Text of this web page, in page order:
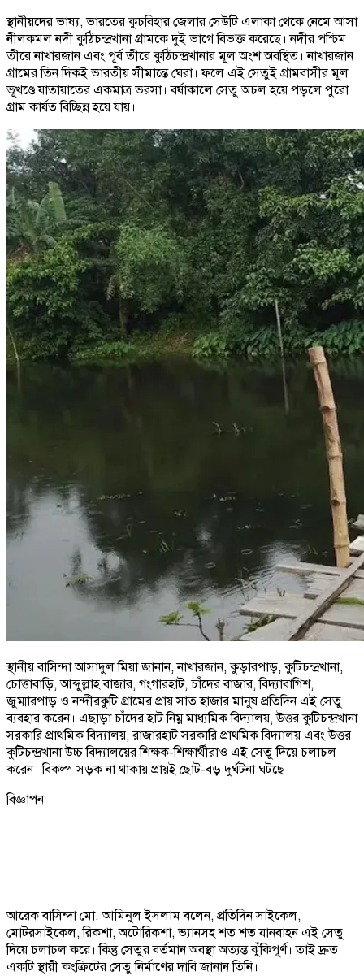
স্থানীয়দের ভাষ্য, ভারতের কুচবিহার জেলার সেউটি এলাকা থেকে নেমে আসা
নীলকমল নদী কুঠিচন্দ্রখানা গ্রামকে দুই ভাগে বিভক্ত করেছে। নদীর পশ্চিম
তীরে নাখারজান এবং পূর্ব তীরে কুঠিচন্দ্রখানার মূল অংশ অবস্থিত। নাখারজান
গ্রামের তিন দিকই ভারতীয় সীমান্তে ঘেরা। ফলে এই সেতুই গ্রামবাসীর মূল
ভূখণ্ডে যাতায়াতের একমাত্র ভরসা। বর্ষাকালে সেতু অচল হয়ে পড়লে পুরো
গ্রাম কার্যত বিচ্ছিন্ন হয়ে যায়।
স্থানীয় বাসিন্দা আসাদুল মিয়া জানান, নাখারজান, কুড়ারপাড়, কুটিচন্দ্রখানা,
চোত্তাবাড়ি, আব্দুল্লাহ বাজার, গংগারহাট, চাঁদের বাজার, বিদ্যাবাগিশ,
জুম্মারপাড় ও নন্দীরকুটি গ্রামের প্রায় সাত হাজার মানুষ প্রতিদিন এই সেতু
ব্যবহার করেন। এছাড়া চাঁদের হাট নিম্ন মাধ্যমিক বিদ্যালয়, উত্তর কুটিচন্দ্রখানা
সরকারি প্রাথমিক বিদ্যালয়, রাজারহাট সরকারি প্রাথমিক বিদ্যালয় এবং উত্তর
কুটিচন্দ্রখানা উচ্চ বিদ্যালয়ের শিক্ষক-শিক্ষার্থীরাও এই সেতু দিয়ে চলাচল
করেন। বিকল্প সড়ক না থাকায় প্রায়ই ছোট-বড় দুর্ঘটনা ঘটছে।
বিজ্ঞাপন
আরেক বাসিন্দা মো. আমিনুল ইসলাম বলেন, প্রতিদিন সাইকেল,
মোটরসাইকেল, রিকশা, অটোরিকশা, ভ্যানসহ শত শত যানবাহন এই সেতু
দিয়ে চলাচল করে। কিন্তু সেতুর বর্তমান অবস্থা অত্যন্ত ঝুঁকিপূর্ণ। তাই দ্রুত
একটি স্থায়ী কংক্রিটের সেতু নির্মাণের দাবি জানান তিনি।